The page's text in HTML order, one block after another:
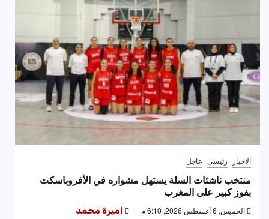
الاخبار رئيسى عاجل
منتخب ناشئات السلة يستهل مشواره في الأفروباسكت
بفوز كبير على المغرب
الخميس, 6 أغسطس 2026, 6:10 م اميرة محمد